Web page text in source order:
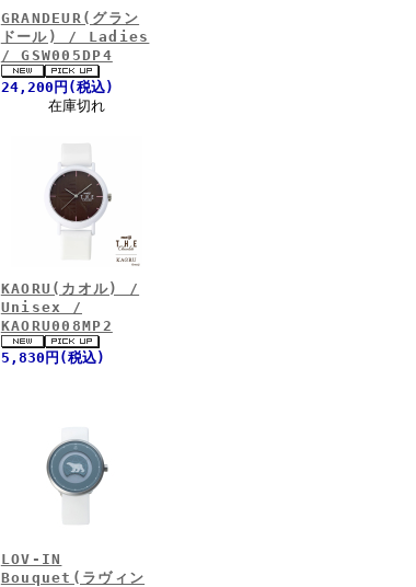
GRANDEUR(グラン
ドール) / Ladies
/ GSW005DP4
24,200円(税込)
在庫切れ
KAORU(カオル) /
Unisex /
KAORU008MP2
5,830円(税込)
LOV-IN
Bouquet(ラヴィン